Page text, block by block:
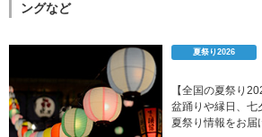
ングなど
夏祭り2026
【全国の夏祭り
盆踊りや縁日、七
夏祭り情報をお届